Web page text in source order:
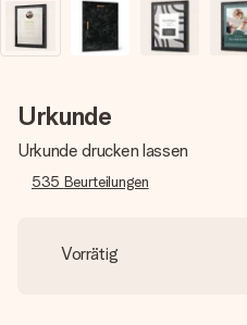
Urkunde
Urkunde drucken lassen
535 Beurteilungen
Vorrätig